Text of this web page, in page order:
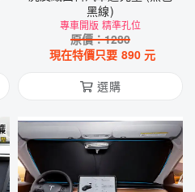
黑線)
專車開版 精準孔位
原價：1280
現在特價只要 890 元
選購